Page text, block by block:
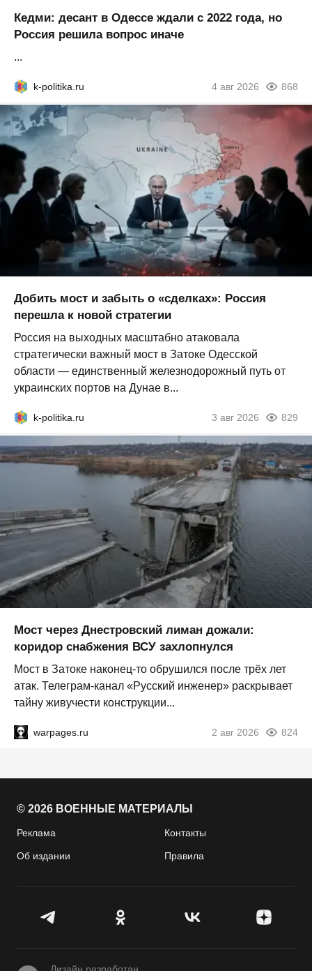
Кедми: десант в Одессе ждали с 2022 года, но
Россия решила вопрос иначе
...
k-politika.ru 4 авг 2026 868
Добить мост и забыть о «сделках»: Россия
перешла к новой стратегии
Россия на выходных масштабно атаковала
стратегически важный мост в Затоке Одесской
области — единственный железнодорожный путь от
украинских портов на Дунае в...
k-politika.ru 3 авг 2026 829
Мост через Днестровский лиман дожали:
коридор снабжения ВСУ захлопнулся
Мост в Затоке наконец-то обрушился после трёх лет
атак. Телеграм-канал «Русский инженер» раскрывает
тайну живучести конструкции...
warpages.ru 2 авг 2026 824
© 2026 ВОЕННЫЕ МАТЕРИАЛЫ
Реклама Контакты
Об издании Правила